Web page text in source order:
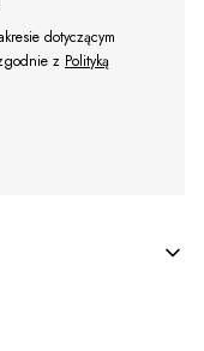
dotyczącym
z Polityką